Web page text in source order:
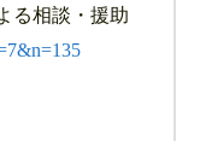
る相談・援助